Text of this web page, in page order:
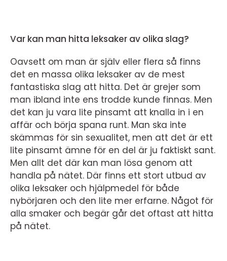
Var kan man hitta leksaker av olika slag?
Oavsett om man är själv eller flera så finns
det en massa olika leksaker av de mest
fantastiska slag att hitta. Det är grejer som
man ibland inte ens trodde kunde finnas. Men
det kan ju vara lite pinsamt att knalla in i en
affär och börja spana runt. Man ska inte
skämmas för sin sexualitet, men att det är ett
lite pinsamt ämne för en del är ju faktiskt sant.
Men allt det där kan man lösa genom att
handla på nätet. Där finns ett stort utbud av
olika leksaker och hjälpmedel för både
nybörjaren och den lite mer erfarne. Något för
alla smaker och begär går det oftast att hitta
på nätet.